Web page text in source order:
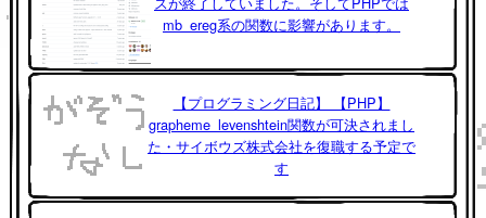
mb_ereg系の関数に影響があります。
【プログラミング日記】 【PHP】
grapheme_levenshtein関数が可決されまし
た・サイボウズ株式会社を復職する予定で
す